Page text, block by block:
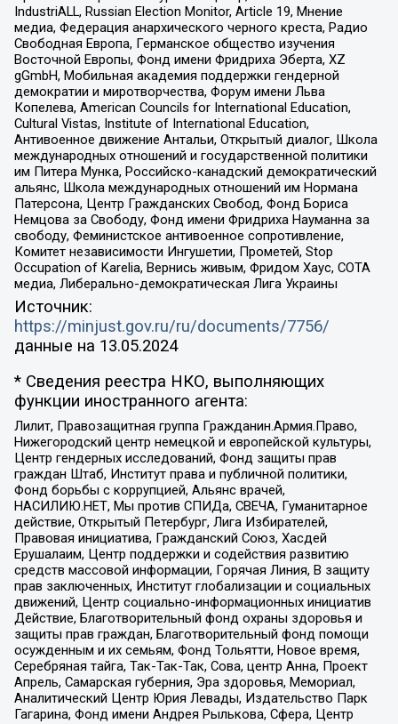
IndustriALL, Russian Election Monitor, Article 19, Мнение
медиа, Федерация анархического черного креста, Радио
Свободная Европа, Германское общество изучения
Восточной Европы, Фонд имени Фридриха Эберта, XZ
gGmbH, Мобильная академия поддержки гендерной
демократии и миротворчества, Форум имени Льва
Копелева, American Councils for International Education,
Cultural Vistas, Institute of International Education,
Антивоенное движение Антальи, Открытый диалог, Школа
международных отношений и государственной политики
им Питера Мунка, Российско-канадский демократический
альянс, Школа международных отношений им Нормана
Патерсона, Центр Гражданских Свобод, Фонд Бориса
Немцова за Свободу, Фонд имени Фридриха Науманна за
свободу, Феминистское антивоенное сопротивление,
Комитет независимости Ингушетии, Прометей, Stop
Occupation of Karelia, Вернись живым, Фридом Хаус, СОТА
медиа, Либерально-демократическая Лига Украины
Источник:
https://minjust.gov.ru/ru/documents/7756/
данные на 13.05.2024
* Сведения реестра НКО, выполняющих
функции иностранного агента:
Лилит, Правозащитная группа Гражданин.Армия.Право,
Нижегородский центр немецкой и европейской культуры,
Центр гендерных исследований, Фонд защиты прав
граждан Штаб, Институт права и публичной политики,
Фонд борьбы с коррупцией, Альянс врачей,
НАСИЛИЮ.НЕТ, Мы против СПИДа, СВЕЧА, Гуманитарное
действие, Открытый Петербург, Лига Избирателей,
Правовая инициатива, Гражданский Союз, Хасдей
Ерушалаим, Центр поддержки и содействия развитию
средств массовой информации, Горячая Линия, В защиту
прав заключенных, Институт глобализации и социальных
движений, Центр социально-информационных инициатив
Действие, Благотворительный фонд охраны здоровья и
защиты прав граждан, Благотворительный фонд помощи
осужденным и их семьям, Фонд Тольятти, Новое время,
Серебряная тайга, Так-Так-Так, Сова, центр Анна, Проект
Апрель, Самарская губерния, Эра здоровья, Мемориал,
Аналитический Центр Юрия Левады, Издательство Парк
Гагарина, Фонд имени Андрея Рылькова, Сфера, Центр